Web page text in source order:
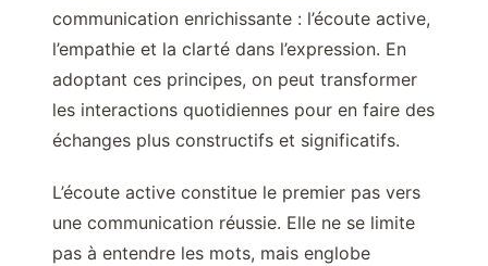
communication enrichissante : l’écoute active,
l’empathie et la clarté dans l’expression. En
adoptant ces principes, on peut transformer
les interactions quotidiennes pour en faire des
échanges plus constructifs et significatifs.
L’écoute active constitue le premier pas vers
une communication réussie. Elle ne se limite
pas à entendre les mots, mais englobe